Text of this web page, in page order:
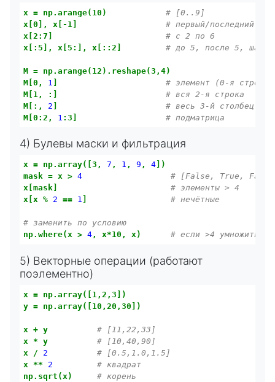
x = np.arange(10)
# [0..9]
x[0],
x[-1]
# первый/последний
x[2:7]
# с 2 по 6
x[:5],
x[5:], x[::2] # до 5, после 5, шаг 2
M = np.arange(12).reshape(3,4)
M[0,
1 ]
# элемент (0-я
M[1,
:]
# вся 2-я строка
M[:,
2 ]
# весь 3-й столбец
M[0:2,
1 :3] # подматрица
4) Булевы маски и фильтрация
x = np.array([3, 7 , 1 , 9 , 4 ])
mask = x > 4
# [False, True,
x[mask]
# элементы > 4
x[x % 2 == 1 # нечётные
# заменить по условию
np.where(x > 4, x*10, x) # если >4 умножить
5) Векторные операции (работают
поэлементно)
x = np.array([1,2,3])
y = np.array([10,20,30])
x + y
# [11,22,33]
x * y
# [10,40,90]
x / 2
# [0.5,1.0,1.5]
x ** 2
# квадрат
np.sqrt(x)
# корень